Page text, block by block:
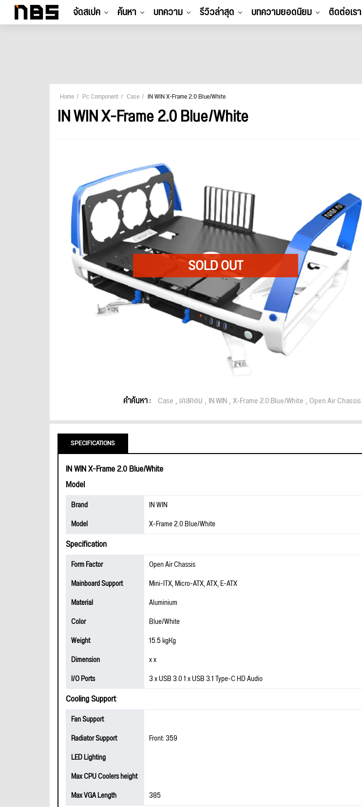
จัดสเปค ค้นหา บทความ รีวิวล่าสุด บทความยอดนิยม ติดต่อเรา
Home Pc Component Case IN WIN X-Frame 2.0 Blue/White
IN WIN X-Frame 2.0 Blue/White
คำค้นหา : Case เคสคอม IN WIN X-Frame 2.0 Blue/White Open Air Chassis
SPECIFICATIONS
IN WIN X-Frame 2.0 Blue/White
Model
Brand
IN WIN
Model
X-Frame 2.0 Blue/White
Specification
Form Factor
Open Air Chassis
Mainboard Support
Mini-ITX, Micro-ATX, ATX, E-ATX
Material
Aluminium
Color
Blue/White
Weight
15.5 kgKg
Dimension
x x
I/O Ports
3 x USB 3.0 1 x USB 3.1 Type-C HD Audio
Cooling Support
Fan Support
Radiator Support
Front: 359
LED Lighting
Max CPU Coolers height
Max VGA Length
385